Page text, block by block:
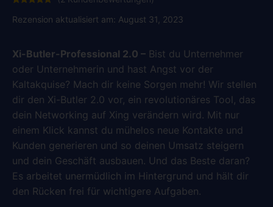
mit5.00
von 5,
Rezension aktualisiert am: August 31, 2023
Xi-Butler-Professional 2.0 – Bist du Unternehmer
oder Unternehmerin und hast Angst vor der
Kaltakquise? Mach dir keine Sorgen mehr! Wir stellen
dir den Xi-Butler 2.0 vor, ein revolutionäres Tool, das
dein Networking auf Xing verändern wird. Mit nur
einem Klick kannst du mühelos neue Kontakte und
Kunden generieren und so deinen Umsatz steigern
und dein Geschäft ausbauen. Und das Beste daran?
Es arbeitet unermüdlich im Hintergrund und hält dir
den Rücken frei für wichtigere Aufgaben.